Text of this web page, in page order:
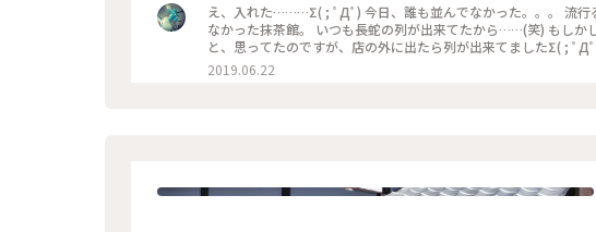
え、入れた………Σ( ; ﾟДﾟ) 今日、誰も並んでなかった。。。 流行る前に、中学からの友達と一回来てから、行けて
なかった抹茶館。 いつも長蛇の列が出来てたから……(笑) もしかし
と、思ってたのですが、店の外に出たら列が出来てましたΣ( ; ﾟДﾟ)運が良かった！！ メ
ミスのセット😋🍴💕 上の粉(？)が、ほうじ茶風味。きな粉にほ
けだと、あんな粉っぽくないと思うけど🤔 まぁ！美味しかったからいっか(笑) #抹茶館 #抹茶 #ほ
2019.06.22